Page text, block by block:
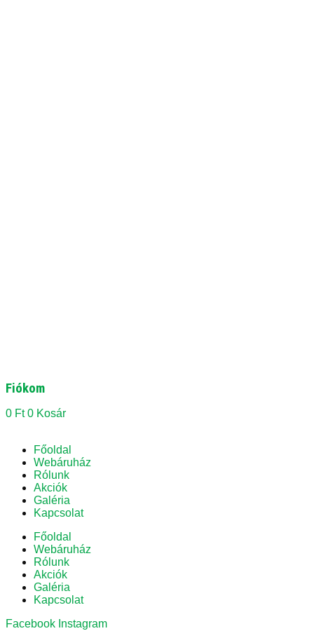
Fiókom
0 Ft 0 Kosár
Főoldal
Webáruház
Rólunk
Akciók
Galéria
Kapcsolat
Főoldal
Webáruház
Rólunk
Akciók
Galéria
Kapcsolat
Facebook Instagram